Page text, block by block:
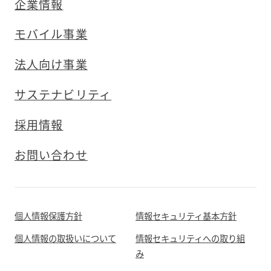
企業情報
モバイル事業
法人向け事業
サステナビリティ
採用情報
お問い合わせ
個人情報保護方針
情報セキュリティ基本方針
個人情報の取扱いについて
情報セキュリティへの取り組
み